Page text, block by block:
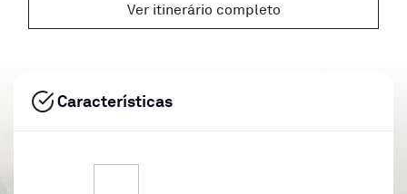
Ver itinerário completo
Características